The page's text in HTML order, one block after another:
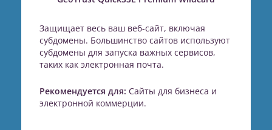
Защищает весь ваш веб-сайт, включая
субдомены. Большинство сайтов используют
субдомены для запуска важных сервисов,
таких как электронная почта.
Рекомендуется для: Сайты для бизнеса и
электронной коммерции.